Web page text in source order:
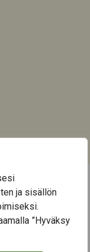
ja sisällön
”Hyväksy